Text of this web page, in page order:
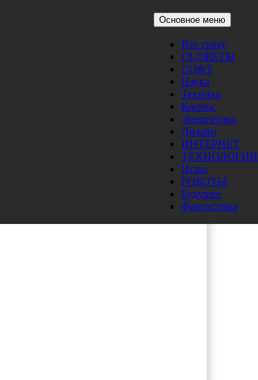
Основное меню
Все сразу
ГАДЖЕТЫ
СОФТ
Наука
Техника
Космос
Энергетика
Дизайн
ИНТЕРНЕТ
ТЕХНОЛОГИИ
Игры
РОБОТЫ
Будущее
Фантастика